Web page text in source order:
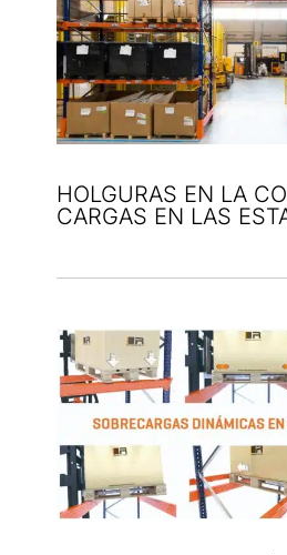
HOLGURAS EN LA
CARGAS EN LAS